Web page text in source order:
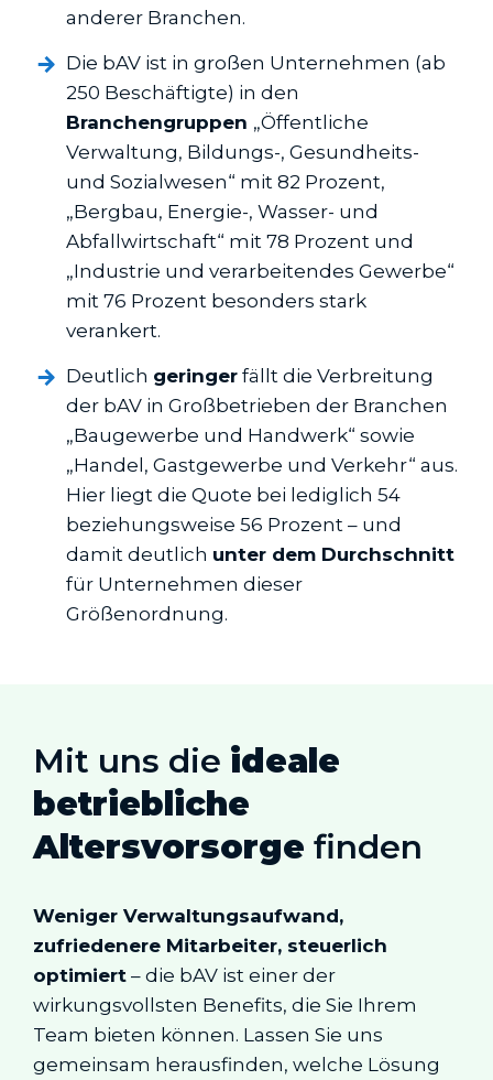
anderer Branchen.
Die bAV ist in großen Unternehmen (ab
250 Beschäftigte) in den
Branchengruppen „Öffentliche
Verwaltung, Bildungs-, Gesundheits-
und Sozialwesen“ mit 82 Prozent,
„Bergbau, Energie-, Wasser- und
Abfallwirtschaft“ mit 78 Prozent und
„Industrie und verarbeitendes Gewerbe“
mit 76 Prozent besonders stark
verankert.
Deutlich geringer fällt die Verbreitung
der bAV in Großbetrieben der Branchen
„Baugewerbe und Handwerk“ sowie
„Handel, Gastgewerbe und Verkehr“ aus.
Hier liegt die Quote bei lediglich 54
beziehungsweise 56 Prozent – und
damit deutlich unter dem Durchschnitt
für Unternehmen dieser
Größenordnung.
Mit uns die ideale
betriebliche
Altersvorsorge finden
Weniger Verwaltungsaufwand,
zufriedenere Mitarbeiter, steuerlich
optimiert – die bAV ist einer der
wirkungsvollsten Benefits, die Sie Ihrem
Team bieten können. Lassen Sie uns
gemeinsam herausfinden, welche Lösung